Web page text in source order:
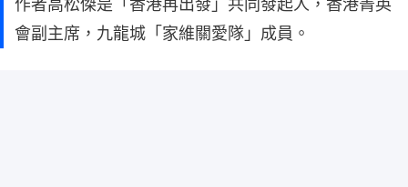
作者高松傑是「香港再出發」共同發起人，香港菁英
會副主席，九龍城「家維關愛隊」成員。